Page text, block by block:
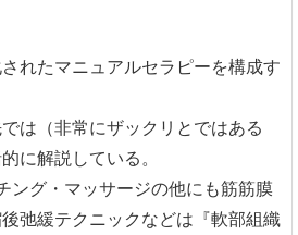
れたマニュアルセラピーを構成す
は（非常にザックリとではある
に解説している。
ング・マッサージの他にも筋筋膜
弛緩テクニックなどは『軟部組織